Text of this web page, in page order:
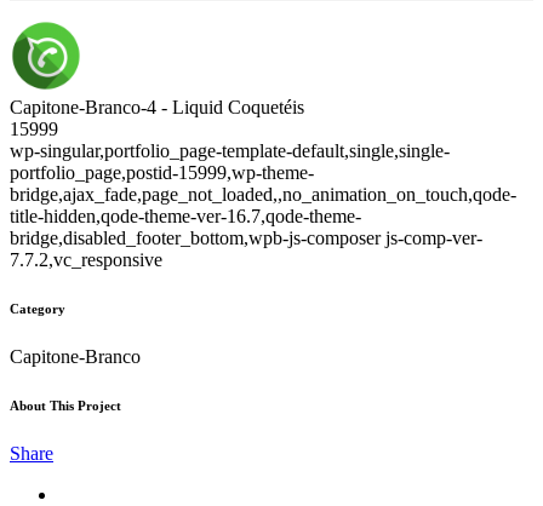
Capitone-Branco-4 - Liquid Coquetéis
15999
wp-singular,portfolio_page-template-default,single,single-
portfolio_page,postid-15999,wp-theme-
bridge,ajax_fade,page_not_loaded,,no_animation_on_touch,qode-
title-hidden,qode-theme-ver-16.7,qode-theme-
bridge,disabled_footer_bottom,wpb-js-composer js-comp-ver-
7.7.2,vc_responsive
Category
Capitone-Branco
About This Project
Share